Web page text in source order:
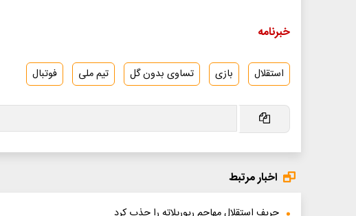
خبرنامه
استقلال بازی تساوی بدون گل تیم ملی فوتبال
اخبار مرتبط